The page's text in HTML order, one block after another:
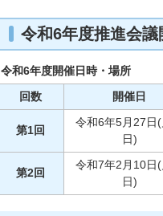
令和6年度推進会議
令和6年度開催日時・場所
回数
開催日
第1回
令和6年5月27日(
日)
第2回
令和7年2月10日(
日)